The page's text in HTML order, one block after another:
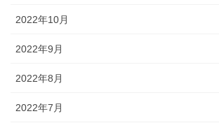
2022年10月
2022年9月
2022年8月
2022年7月